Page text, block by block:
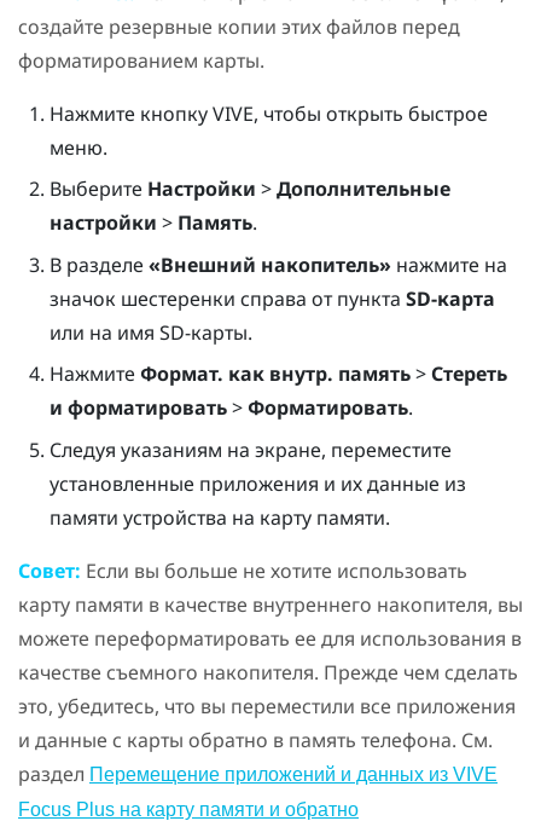
создайте резервные копии этих файлов перед
форматированием карты.
Нажмите кнопкуVIVE, чтобы открыть быстрое
меню.
Выберите Настройки >Дополнительные
настройки > Память.
В разделе «Внешний накопитель» нажмите на
значок шестеренки справа от пункта SD-карта
или на имя SD-карты.
Нажмите Формат. как внутр. память>Стереть
и форматировать> Форматировать.
Следуя указаниям на экране, переместите
установленные приложения и их данные из
памяти устройства на карту памяти.
Совет: Если вы больше не хотите использовать
карту памяти в качестве внутреннего накопителя, вы
можете переформатировать ее для использования в
качестве съемного накопителя. Прежде чем сделать
это, убедитесь, что вы переместили все приложения
и данные с карты обратно в память телефона. См.
раздел Перемещение приложений и данных из VIVE
Focus Plus на карту памяти и обратно